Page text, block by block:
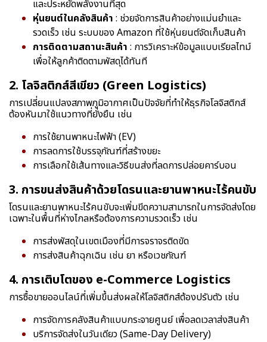
และประหยัดพลังงานที่สุด
หุ่นยนต์ในคลังสินค้า : ช่วยจัดการสินค้าอย่างแม่นยำและ
รวดเร็ว เช่น ระบบของ Amazon ที่ใช้หุ่นยนต์จัดเก็บสินค้า
การติดตามสถานะสินค้า : การวิเคราะห์ข้อมูลแบบเรียลไทม์
เพื่อให้ลูกค้าติดตามพัสดุได้ทันที
2. โลจิสติกส์สีเขียว (Green Logistics)
การเปลี่ยนแปลงสภาพภูมิอากาศเป็นปัจจัยที่ทำให้ธุรกิจโลจิสติกส์
ต้องหันมาใช้แนวทางที่ยั่งยืน เช่น
การใช้ยานพาหนะไฟฟ้า (EV)
การลดการใช้บรรจุภัณฑ์ที่สร้างขยะ
การเลือกใช้เส้นทางและวิธีขนส่งที่ลดการปล่อยคาร์บอน
3. การขนส่งสินค้าด้วยโดรนและยานพาหนะไร้คนขับ
โดรนและยานพาหนะไร้คนขับจะเพิ่มขีดความสามารถในการจัดส่งโดย
เฉพาะในพื้นที่ห่างไกลหรือต้องการความรวดเร็ว เช่น
การส่งพัสดุในเขตเมืองที่มีการจราจรติดขัด
การส่งสินค้าฉุกเฉิน เช่น ยา หรือเวชภัณฑ์
4. การเติบโตของ e-Commerce Logistics
การซื้อขายออนไลน์ที่เพิ่มขึ้นส่งผลให้โลจิสติกส์ต้องปรับตัว เช่น
การจัดการคลังสินค้าแบบกระจายศูนย์ เพื่อลดเวลาส่งสินค้า
บริการจัดส่งในวันเดียว (Same-Day Delivery)